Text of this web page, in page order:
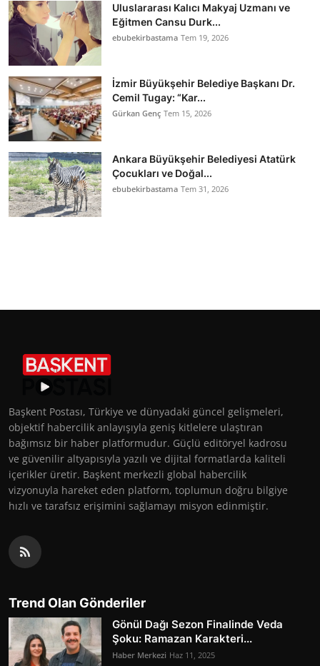
Uluslararası Kalıcı Makyaj Uzmanı ve
Eğitmen Cansu Durk...
ebubekirbastama Tem 19, 2026
İzmir Büyükşehir Belediye Başkanı Dr.
Cemil Tugay: “Kar...
Gürkan Genç Tem 15, 2026
Ankara Büyükşehir Belediyesi Atatürk
Çocukları ve Doğal...
ebubekirbastama Tem 31, 2026
Başkent Postası, Türkiye ve dünyadaki güncel gelişmeleri,
objektif habercilik anlayışıyla geniş kitlelere ulaştıran
bağımsız bir haber platformudur. Güçlü editöryel kadrosu
ve güvenilir altyapısıyla yazılı ve dijital formatlarda kaliteli
içerikler üretir. Başkent merkezli global habercilik
vizyonuyla hareket eden platform, toplumun doğru bilgiye
hızlı ve tarafsız erişimini sağlamayı misyon edinmiştir.
Trend Olan Gönderiler
Gönül Dağı Sezon Finalinde Veda
Şoku: Ramazan Karakteri...
Haber Merkezi Haz 11, 2025